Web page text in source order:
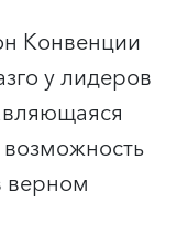
Конвенции
у лидеров
верном